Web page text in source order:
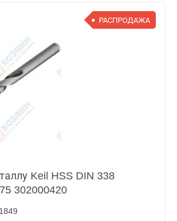
РАСПРОДАЖА
Keil HSS DIN 338
302000420